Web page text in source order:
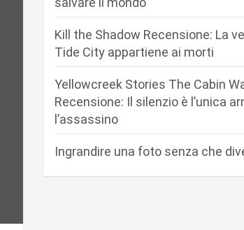
Kill the Shadow Recensione: La
Tide City appartiene ai morti
Yellowcreek Stories The Cabin
Recensione: Il silenzio è l’unica
l’assassino
Ingrandire una foto senza che